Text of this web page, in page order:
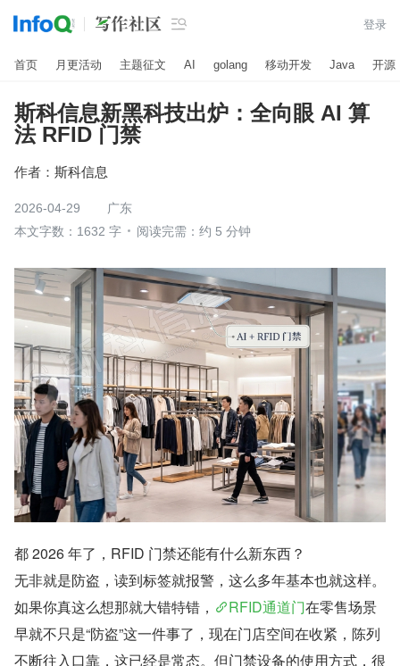
 登录
首页 月更活动 主题征文 AI golang 移动开发 Java 开源
斯科信息新黑科技出炉：全向眼 AI 算
法 RFID 门禁
作者： 斯科信息
2026-04-29
广东
本文字数：1632 字
阅读完需：约 5 分钟
都 2026 年了，RFID 门禁还能有什么新东西？
无非就是防盗，读到标签就报警，这么多年基本也就这样。
如果你真这么想那就大错特错，
RFID通道门在零售场景
早就不只是“防盗”这一件事了，现在门店空间在收紧，陈列
不断往入口靠，这已经是常态。但门禁设备的使用方式，很